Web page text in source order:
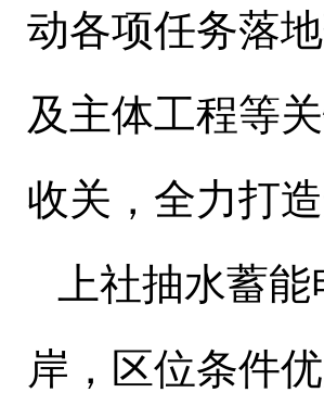
动各项任务落
及主体工程等
收关，全力打
上社抽水蓄
岸，区位条件